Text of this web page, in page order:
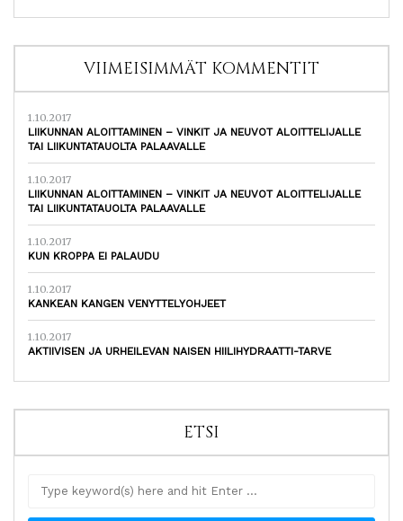
VIIMEISIMMÄT KOMMENTIT
1.10.2017
LIIKUNNAN ALOITTAMINEN – VINKIT JA NEUVOT ALOITTELIJALLE
TAI LIIKUNTATAUOLTA PALAAVALLE
1.10.2017
LIIKUNNAN ALOITTAMINEN – VINKIT JA NEUVOT ALOITTELIJALLE
TAI LIIKUNTATAUOLTA PALAAVALLE
1.10.2017
KUN KROPPA EI PALAUDU
1.10.2017
KANKEAN KANGEN VENYTTELYOHJEET
1.10.2017
AKTIIVISEN JA URHEILEVAN NAISEN HIILIHYDRAATTI-TARVE
ETSI